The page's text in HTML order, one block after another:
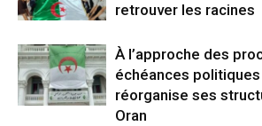
retrouver les racines
À l’approche des
échéances
réorganise ses
Oran